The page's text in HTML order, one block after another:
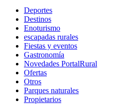
Deportes
Destinos
Enoturismo
escapadas rurales
Fiestas y eventos
Gastronomía
Novedades PortalRural
Ofertas
Otros
Parques naturales
Propietarios